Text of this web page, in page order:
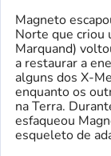
Magneto
Norte que criou
Marquand)
a restaurar a
alguns dos X-
enquanto os
na Terra.
esfaqueou
esqueleto de